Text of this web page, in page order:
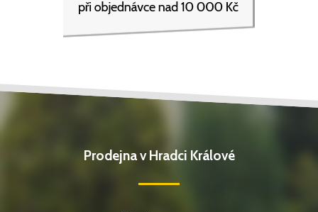
Prodejna v Hradci Králové